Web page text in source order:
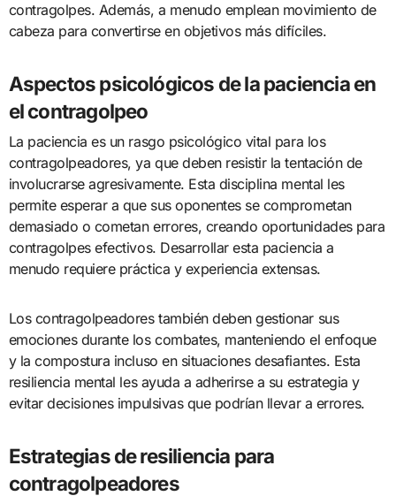
contragolpes. Además, a menudo emplean movimiento de
cabeza para convertirse en objetivos más difíciles.
Aspectos psicológicos de la paciencia en
el contragolpeo
La paciencia es un rasgo psicológico vital para los
contragolpeadores, ya que deben resistir la tentación de
involucrarse agresivamente. Esta disciplina mental les
permite esperar a que sus oponentes se comprometan
demasiado o cometan errores, creando oportunidades para
contragolpes efectivos. Desarrollar esta paciencia a
menudo requiere práctica y experiencia extensas.
Los contragolpeadores también deben gestionar sus
emociones durante los combates, manteniendo el enfoque
y la compostura incluso en situaciones desafiantes. Esta
resiliencia mental les ayuda a adherirse a su estrategia y
evitar decisiones impulsivas que podrían llevar a errores.
Estrategias de resiliencia para
contragolpeadores